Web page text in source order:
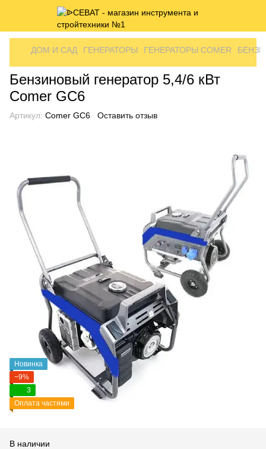
ДОМ И САД ГЕНЕРАТОРЫ ГЕНЕРАТОРЫ COMER
Бензиновый генератор 5,4/6 кВт
Comer GC6
Артикул: Comer GC6 Оставить отзыв
Новинка
−9%
3
Оплата частями
В наличии